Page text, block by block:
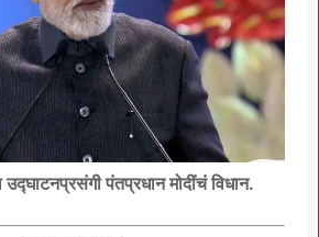
पंतप्रधान मोदींचं विधान.